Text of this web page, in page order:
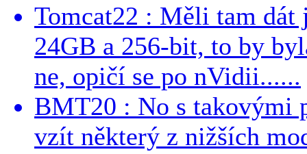
Tomcat22 : Měli tam dát
24GB a 256-bit, to by
ne, opičí se po nVidii......
BMT20 : No s takovými
vzít některý z nižších